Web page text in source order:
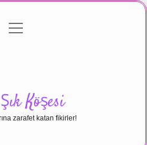
Politikası
menüyü
Köşesi
zarafet katan fikirler!